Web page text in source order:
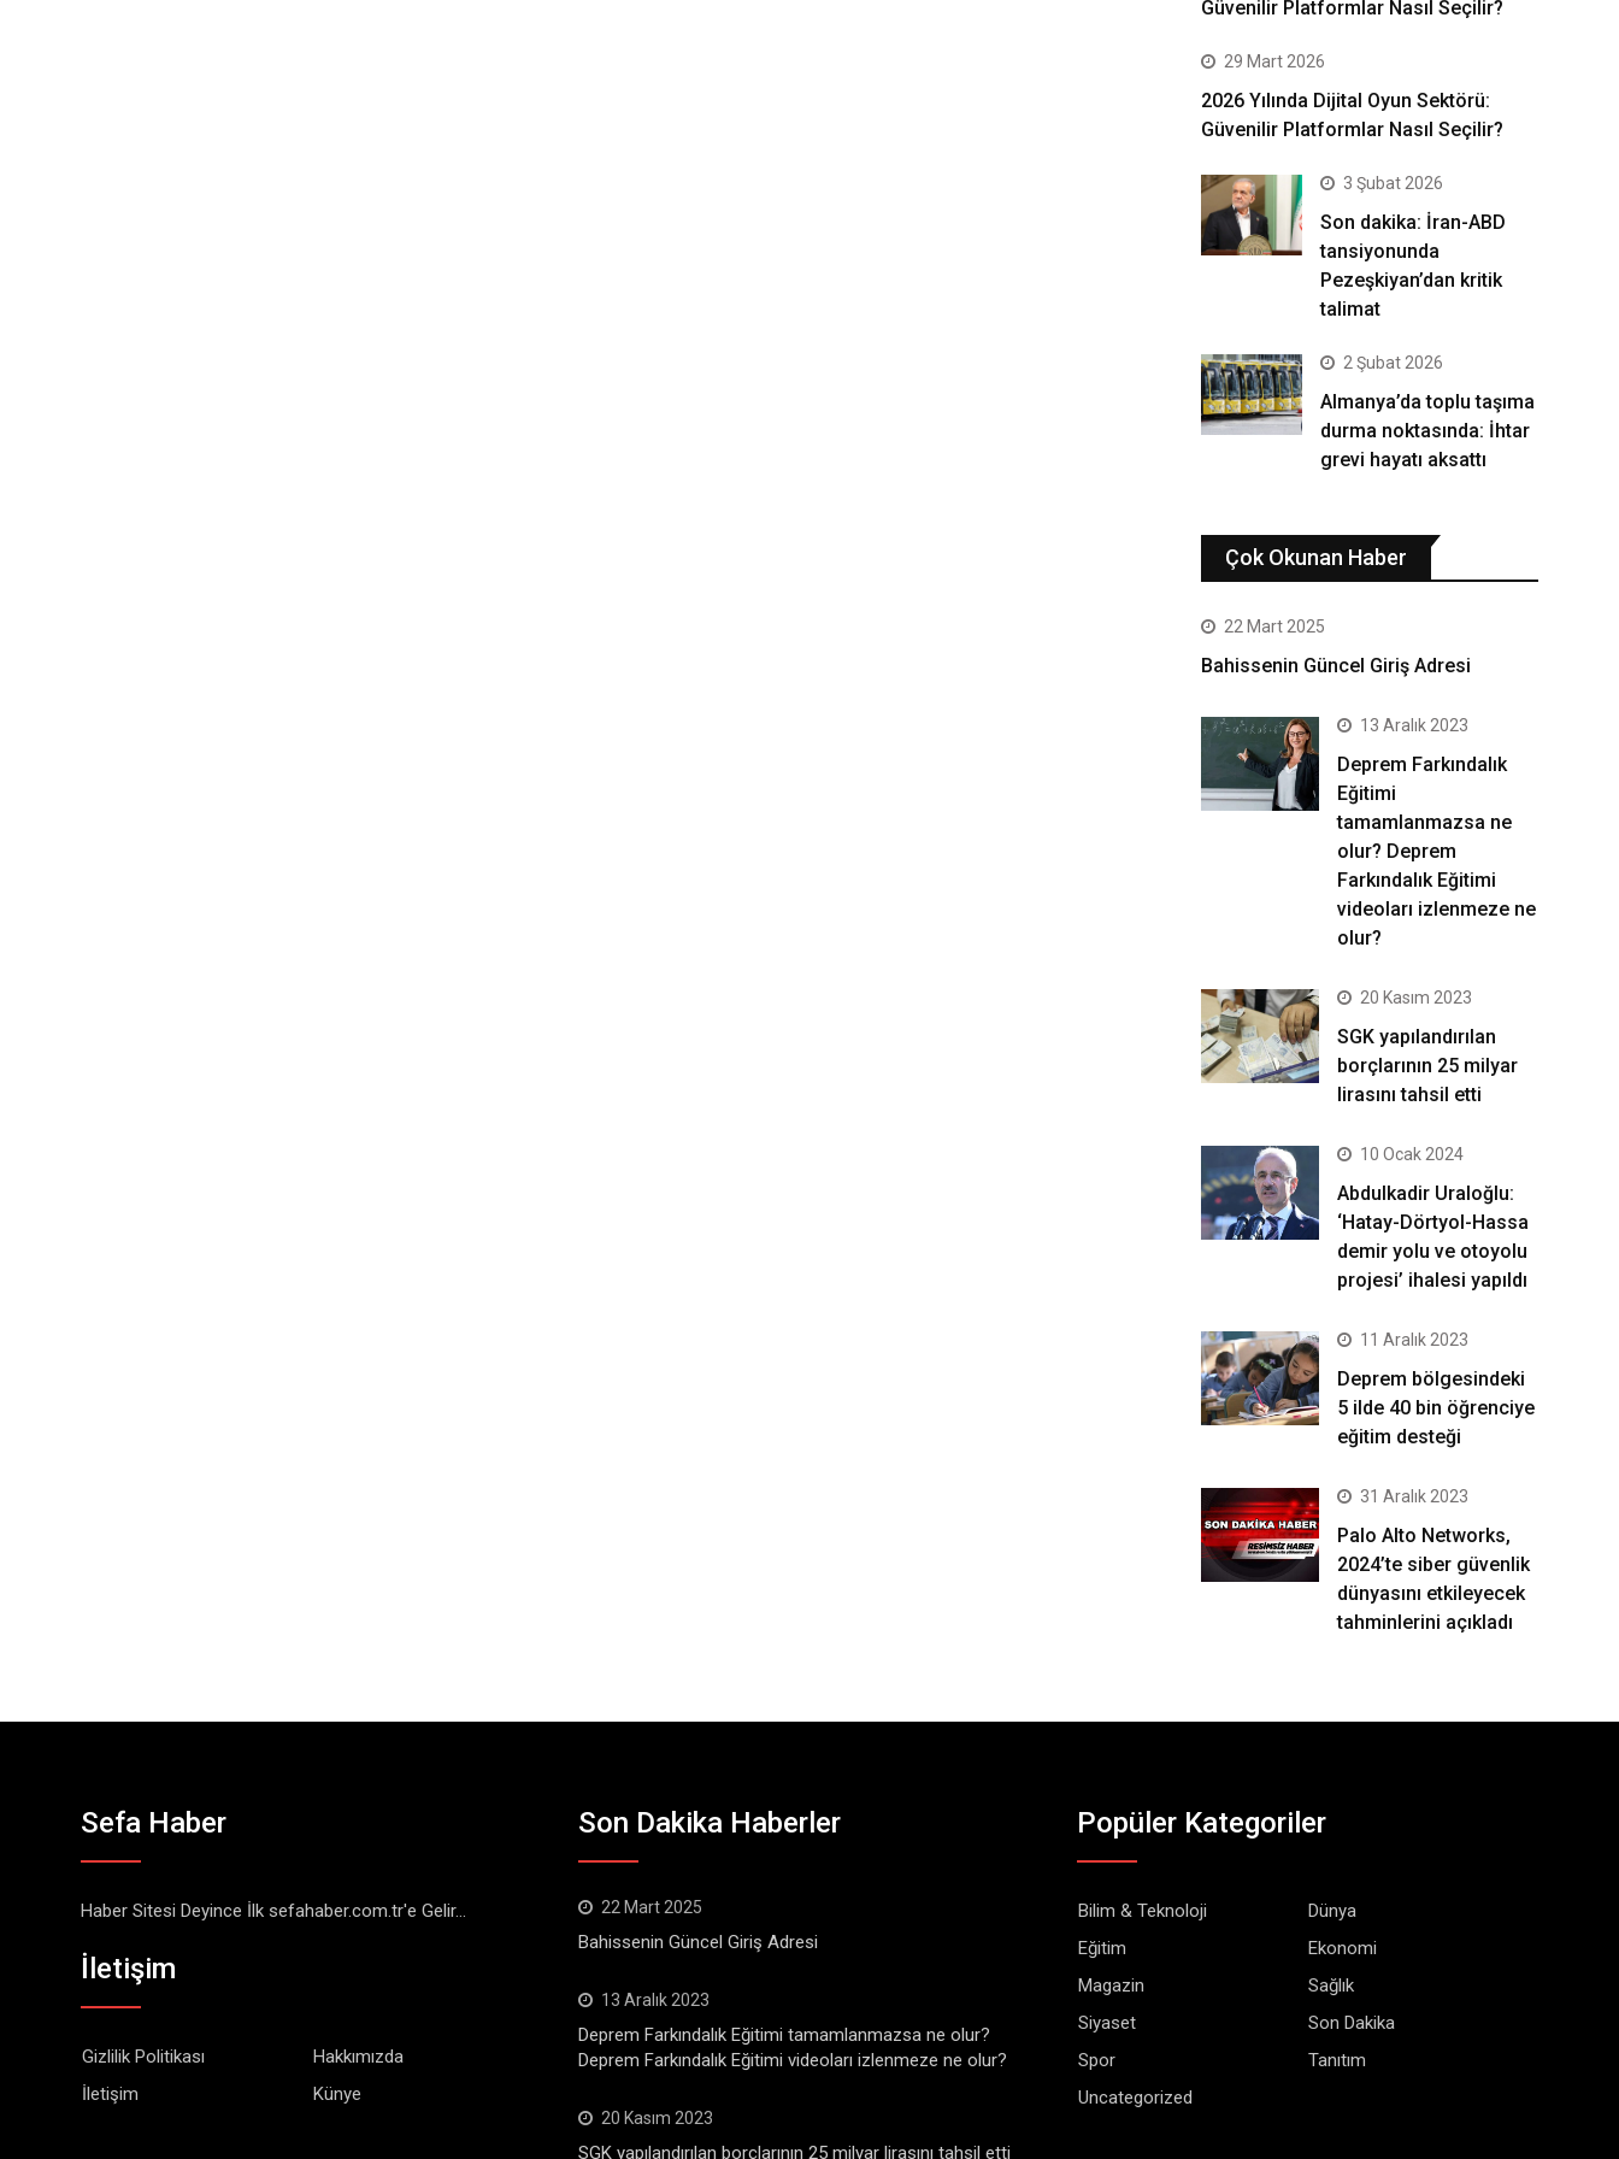
Güvenilir Platformlar Nasıl Seçilir?
29 Mart 2026
2026 Yılında Dijital Oyun Sektörü:
Güvenilir Platformlar Nasıl Seçilir?
3 Şubat 2026
Son dakika: İran-ABD
tansiyonunda
Pezeşkiyan’dan kritik
talimat
2 Şubat 2026
Almanya’da toplu taşıma
durma noktasında: İhtar
grevi hayatı aksattı
Çok Okunan Haber
22 Mart 2025
Bahissenin Güncel Giriş Adresi
13 Aralık 2023
Deprem Farkındalık
Eğitimi
tamamlanmazsa ne
olur? Deprem
Farkındalık Eğitimi
videoları izlenmeze ne
olur?
20 Kasım 2023
SGK yapılandırılan
borçlarının 25 milyar
lirasını tahsil etti
10 Ocak 2024
Abdulkadir Uraloğlu:
‘Hatay-Dörtyol-Hassa
demir yolu ve otoyolu
projesi’ ihalesi yapıldı
11 Aralık 2023
Deprem bölgesindeki
5 ilde 40 bin öğrenciye
eğitim desteği
31 Aralık 2023
Palo Alto Networks,
2024’te siber güvenlik
dünyasını etkileyecek
tahminlerini açıkladı
Sefa Haber
Haber Sitesi Deyince İlk sefahaber.com.tr'e Gelir...
İletişim
Gizlilik Politikası
Hakkımızda
İletişim
Künye
Son Dakika Haberler
22 Mart 2025
Bahissenin Güncel Giriş Adresi
13 Aralık 2023
Deprem Farkındalık Eğitimi tamamlanmazsa ne olur?
Deprem Farkındalık Eğitimi videoları izlenmeze ne olur?
20 Kasım 2023
SGK yapılandırılan borçlarının 25 milyar lirasını tahsil etti
Popüler Kategoriler
Bilim & Teknoloji
Dünya
Eğitim
Ekonomi
Magazin
Sağlık
Siyaset
Son Dakika
Spor
Tanıtım
Uncategorized